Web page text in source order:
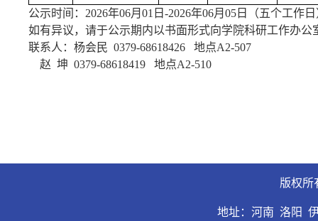
公示时间： 2026年06月01日-2026年06月05日（五个工作
如有异议，请于公示期内以书面形式向学院科研工作办公
联系人：杨会民 0379-68618426 地点A2-507
赵 坤 0379-68618419 地点A2-510
版权所
地址：河南 洛阳